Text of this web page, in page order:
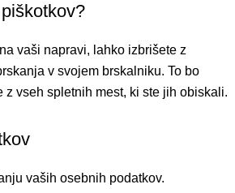
vaši napravi, lahko izbrišete z
v svojem brskalniku. To bo
z vseh spletnih mest, ki ste jih obiskali.
vaših osebnih podatkov.